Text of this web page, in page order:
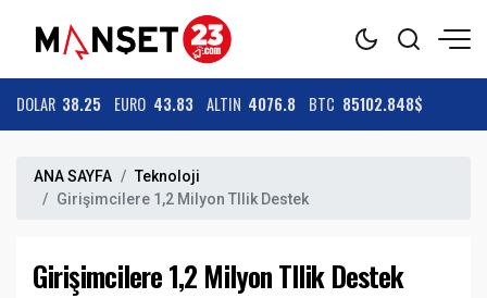
DOLAR 38.25 EURO 43.83 ALTIN 4076.8 BTC 85102.848$
ANA SAYFA
Teknoloji
Girişimcilere 1,2 Milyon Tllik Destek
Girişimcilere 1,2 Milyon Tllik Destek